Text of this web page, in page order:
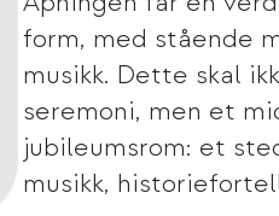
form, med stående
musikk. Dette skal
seremoni, men et
jubileumsrom: et
musikk,